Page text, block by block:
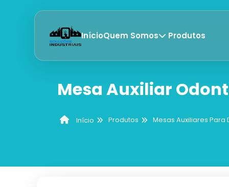
InícioQuem Somos Produtos
Mesa Auxiliar
Início Produtos Mesas Auxiliares Para